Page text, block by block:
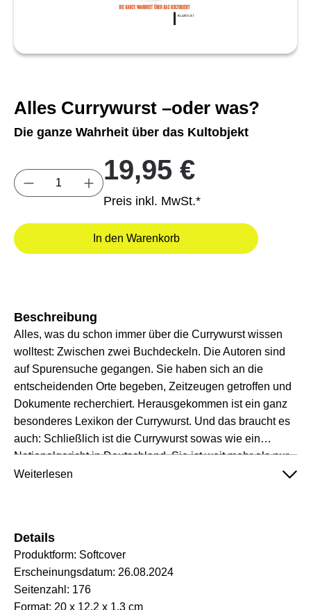
Alles Currywurst –oder was?
Die ganze Wahrheit über das Kultobjekt
Produkt Anzahl: Gib den gewünschten
19,95 €
Preis inkl. MwSt.*
In den Warenkorb
Beschreibung
Alles, was du schon immer über die Currywurst wissen
wolltest: Zwischen zwei Buchdeckeln. Die Autoren sind
auf Spurensuche gegangen. Sie haben sich an die
entscheidenden Orte begeben, Zeitzeugen getroffen und
Dokumente recherchiert. Herausgekommen ist ein ganz
besonderes Lexikon der Currywurst. Und das braucht es
auch: Schließlich ist die Currywurst sowas wie ein
Nationalgericht in Deutschland. Sie ist weit mehr als nur
eine Bratwurst mit besonderer Soße – sie ist: ein Mythos.
wurde die Currywurst erfunden. Dabei gibt es doch klare
Hinweise. Welche Rolle spielt New York? Was ist ein Asi-
Teller? Wo gibt es die teuerste Currywurst? Neben
zahllosen historischen Fakten bis hin zu den „Zehn
Weiterlesen
Details
Produktform: Softcover
Erscheinungsdatum: 26.08.2024
Seitenzahl: 176
Format: 20 x 12.2 x 1.3 cm